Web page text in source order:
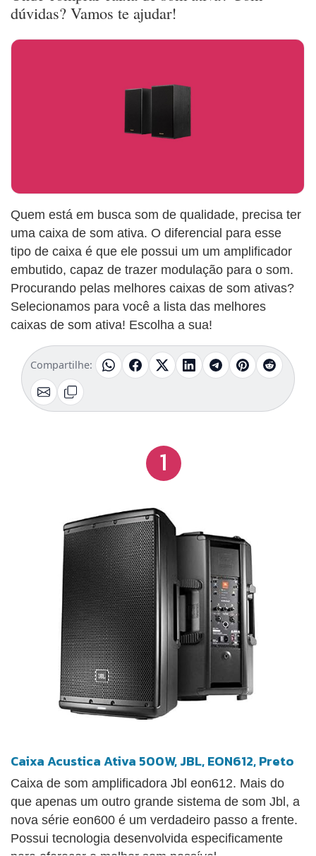
dúvidas? Vamos te ajudar!
Quem está em busca som de qualidade, precisa ter
uma caixa de som ativa. O diferencial para esse
tipo de caixa é que ele possui um um amplificador
embutido, capaz de trazer modulação para o som.
Procurando pelas melhores caixas de som ativas?
Selecionamos para você a lista das melhores
caixas de som ativa! Escolha a sua!
Compartilhe:
1
Caixa Acustica Ativa 500W, JBL, EON612, Preto
Caixa de som amplificadora Jbl eon612. Mais do
que apenas um outro grande sistema de som Jbl, a
nova série eon600 é um verdadeiro passo a frente.
Possui tecnologia desenvolvida especificamente